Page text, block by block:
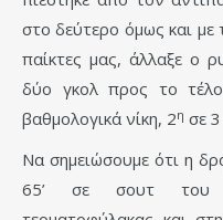
στο δεύτερο όμως και με
παίκτες μας, άλλαξε ο
δύο γκολ προς το
βαθμολογικά νίκη, 2η σε
Να σημειώσουμε ότι η
65’ σε σουτ του